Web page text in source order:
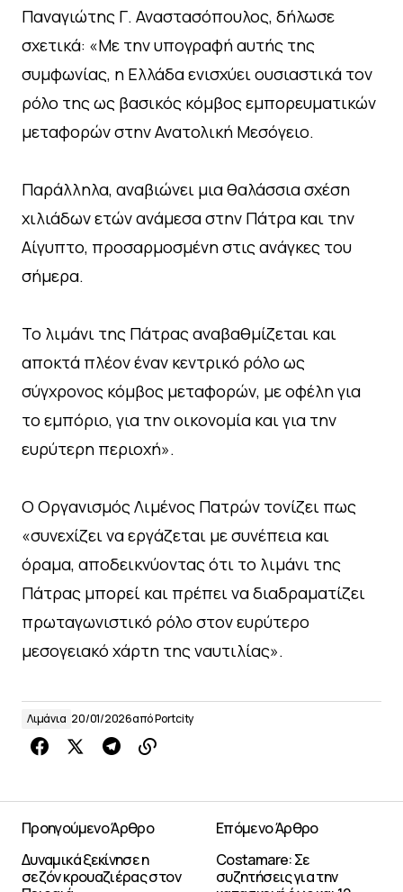
Παναγιώτης Γ. Αναστασόπουλος, δήλωσε
σχετικά: «Με την υπογραφή αυτής της
συμφωνίας, η Ελλάδα ενισχύει ουσιαστικά τον
ρόλο της ως βασικός κόμβος εμπορευματικών
μεταφορών στην Ανατολική Μεσόγειο.
Παράλληλα, αναβιώνει μια θαλάσσια σχέση
χιλιάδων ετών ανάμεσα στην Πάτρα και την
Αίγυπτο, προσαρμοσμένη στις ανάγκες του
σήμερα.
Το λιμάνι της Πάτρας αναβαθμίζεται και
αποκτά πλέον έναν κεντρικό ρόλο ως
σύγχρονος κόμβος μεταφορών, με οφέλη για
το εμπόριο, για την οικονομία και για την
ευρύτερη περιοχή».
Ο Οργανισμός Λιμένος Πατρών τονίζει πως
«συνεχίζει να εργάζεται με συνέπεια και
όραμα, αποδεικνύοντας ότι το λιμάνι της
Πάτρας μπορεί και πρέπει να διαδραματίζει
πρωταγωνιστικό ρόλο στον ευρύτερο
μεσογειακό χάρτη της ναυτιλίας».
Λιμάνια 20/01/2026απόPortcity
Προηγούμενο Άρθρο
Δυναμικά ξεκίνησε η
σεζόν κρουαζιέρας στον
Επόμενο Άρθρο
Costamare: Σε
συζητήσεις για την